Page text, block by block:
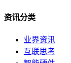
资讯分类
业界资讯
互联思考